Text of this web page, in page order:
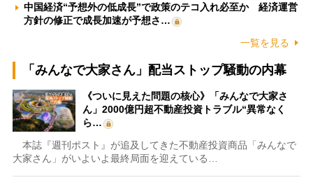
中国経済“予想外の低成長”で政策のテコ入れ必至か 経済運営
方針の修正で成長加速が予想さ…
一覧を見る
「みんなで大家さん」配当ストップ騒動の内幕
《ついに見えた問題の核心》「みんなで大家さ
ん」2000億円超不動産投資トラブル“異常なく
ら…
本誌『週刊ポスト』が追及してきた不動産投資商品「みんなで
大家さん」がいよいよ最終局面を迎えている…